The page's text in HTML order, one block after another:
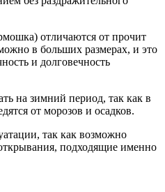
отличаются от прочит
в больших размерах, и это
и долговечность
на зимний период, так как в
от морозов и осадков.
так как возможно
подходящие именно